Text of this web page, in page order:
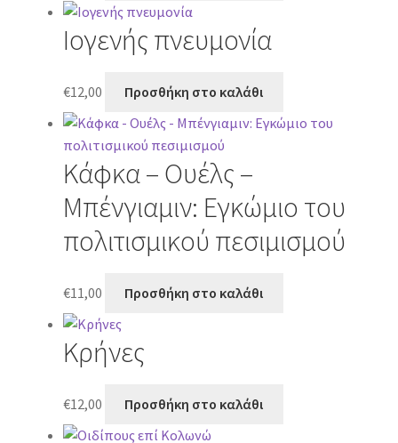
Ιογενής πνευμονία
€12,00 Προσθήκη στο καλάθι
Κάφκα – Ουέλς –
Μπένγιαμιν: Εγκώμιο του
πολιτισμικού πεσιμισμού
€11,00 Προσθήκη στο καλάθι
Κρήνες
€12,00 Προσθήκη στο καλάθι